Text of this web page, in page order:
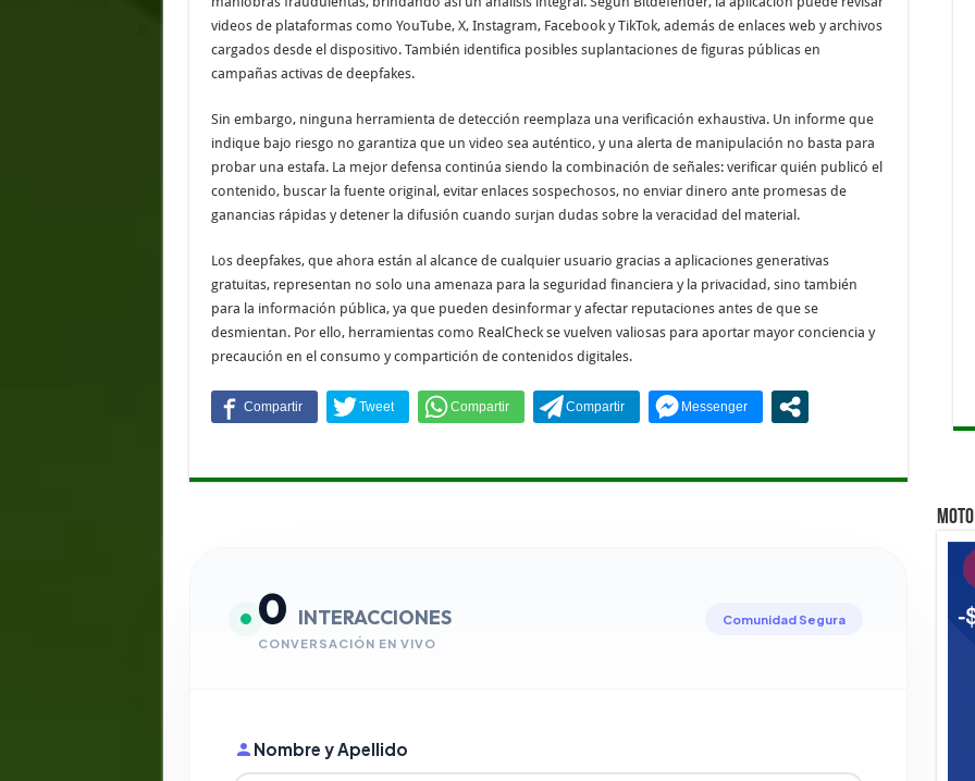
videos de plataformas como YouTube, X, Instagram, Facebook y TikTok, además de enlaces web y archivos
cargados desde el dispositivo. También identifica posibles suplantaciones de figuras públicas en
campañas activas de deepfakes.
Sin embargo, ninguna herramienta de detección reemplaza una verificación exhaustiva. Un informe que
indique bajo riesgo no garantiza que un video sea auténtico, y una alerta de manipulación no basta para
probar una estafa. La mejor defensa continúa siendo la combinación de señales: verificar quién publicó el
contenido, buscar la fuente original, evitar enlaces sospechosos, no enviar dinero ante promesas de
ganancias rápidas y detener la difusión cuando surjan dudas sobre la veracidad del material.
Los deepfakes, que ahora están al alcance de cualquier usuario gracias a aplicaciones generativas
gratuitas, representan no solo una amenaza para la seguridad financiera y la privacidad, sino también
para la información pública, ya que pueden desinformar y afectar reputaciones antes de que se
desmientan. Por ello, herramientas como RealCheck se vuelven valiosas para aportar mayor conciencia y
precaución en el consumo y compartición de contenidos digitales.
0 INTERACCIONES
CONVERSACIÓN EN VIVO
Comunidad Segura
Nombre y Apellido